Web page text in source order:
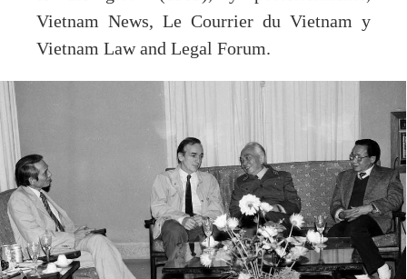
Vietnam News, Le Courrier du Vietnam y
Vietnam Law and Legal Forum.